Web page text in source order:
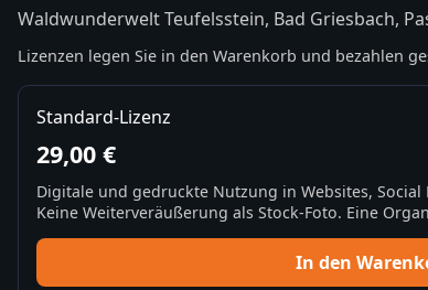
Waldwunderwelt Teufelsstein, Bad Griesbach,
Lizenzen legen Sie in den Warenkorb und bezahlen
Standard-Lizenz
29,00 €
Digitale und gedruckte Nutzung in Websites,
Keine Weiterveräußerung als Stock-Foto. Eine
In den